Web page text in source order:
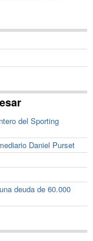
del Sporting
Daniel Purset
deuda de 60.000